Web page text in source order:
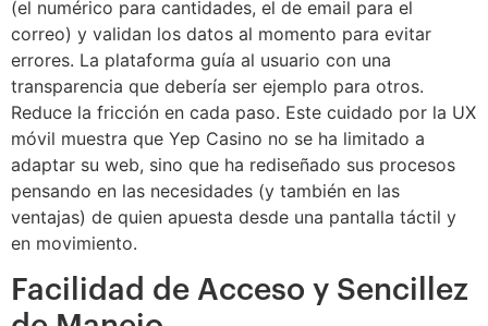
(el numérico para cantidades, el de email para el
correo) y validan los datos al momento para evitar
errores. La plataforma guía al usuario con una
transparencia que debería ser ejemplo para otros.
Reduce la fricción en cada paso. Este cuidado por la UX
móvil muestra que Yep Casino no se ha limitado a
adaptar su web, sino que ha rediseñado sus procesos
pensando en las necesidades (y también en las
ventajas) de quien apuesta desde una pantalla táctil y
en movimiento.
Facilidad de Acceso y Sencillez